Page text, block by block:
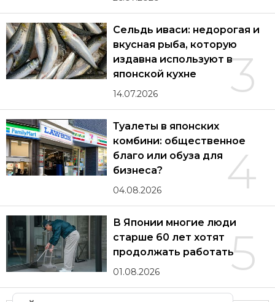
3
Сельдь иваси: недорогая и
вкусная рыба, которую
издавна используют в
японской кухне
14.07.2026
4
Туалеты в японских
комбини: общественное
благо или обуза для
бизнеса?
04.08.2026
5
В Японии многие люди
старше 60 лет хотят
продолжать работать
01.08.2026